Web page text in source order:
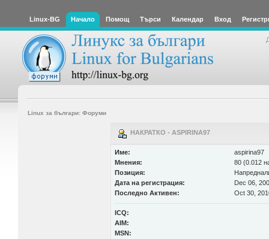
Linux-BG Начало Помощ Търси Календар Вход
Linux за българи: Форуми
НАКРАТКО - ASPIRINA97
Име:
aspirina97
Мнения:
80 (0.012
Позиция:
Дата на регистрация:
Dec 06,
Последно Активен:
Oct 30,
ICQ:
AIM:
MSN: